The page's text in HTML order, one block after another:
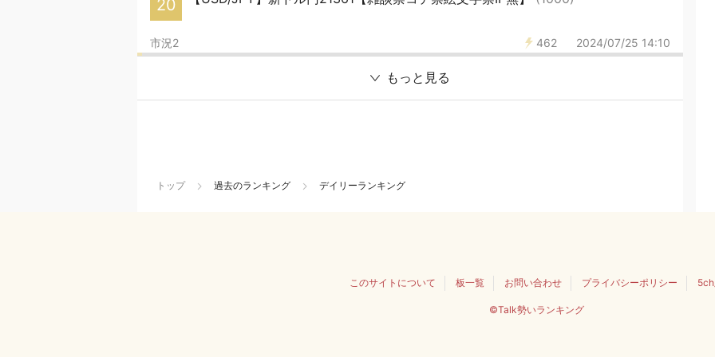
20
462 2024/07/25 14:10
市況2
もっと見る
トップ 過去のランキング デイリーランキング
このサイトについて 板一覧 お問い合わせ プライバシーポリシー
©Talk勢いランキング